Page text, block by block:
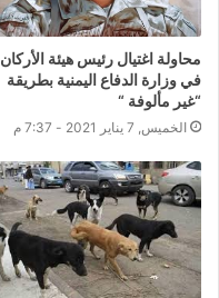
محاولة اغتيال رئيس هيئة الأركان
في وزارة الدفاع اليمنية بطريقة
“غير مألوفة “
الخميس, 7 يناير 2021 - 7:37 م